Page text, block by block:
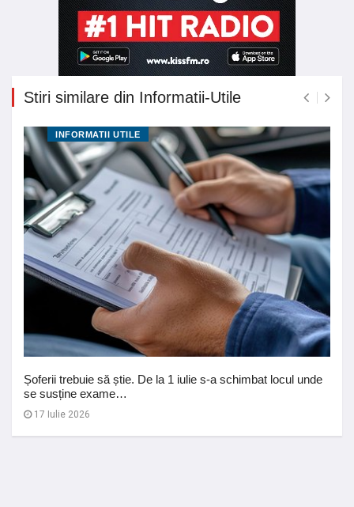
Stiri similare din Informatii-Utile
INFORMATII UTILE
Șoferii trebuie să știe. De la 1 iulie s-a schimbat locul unde
se susține exame…
17 Iulie 2026